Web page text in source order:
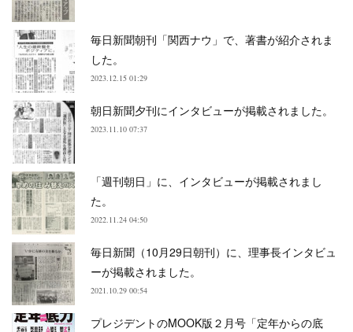
毎日新聞朝刊「関西ナウ」で、著書が紹介されま
した。
2023.12.15 01:29
朝日新聞夕刊にインタビューが掲載されました。
2023.11.10 07:37
「週刊朝日」に、インタビューが掲載されまし
た。
2022.11.24 04:50
毎日新聞（10月29日朝刊）に、理事長インタビュ
ーが掲載されました。
2021.10.29 00:54
プレジデントのMOOK版２月号「定年からの底